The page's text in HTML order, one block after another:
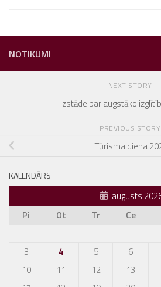
NOTIKUMI
NEXT STORY
Izstāde par augstāko
PREVIOUS STORY
Tūrisma diena
KALENDĀRS
augusts
Pi
Ot Tr Ce
3
4 5 6
10
11 12 13